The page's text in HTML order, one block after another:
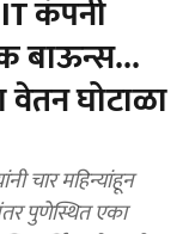
कंपनी
बाऊन्स...
वेतन घोटाळा
चार महिन्यांहून
पुणेस्थित एका